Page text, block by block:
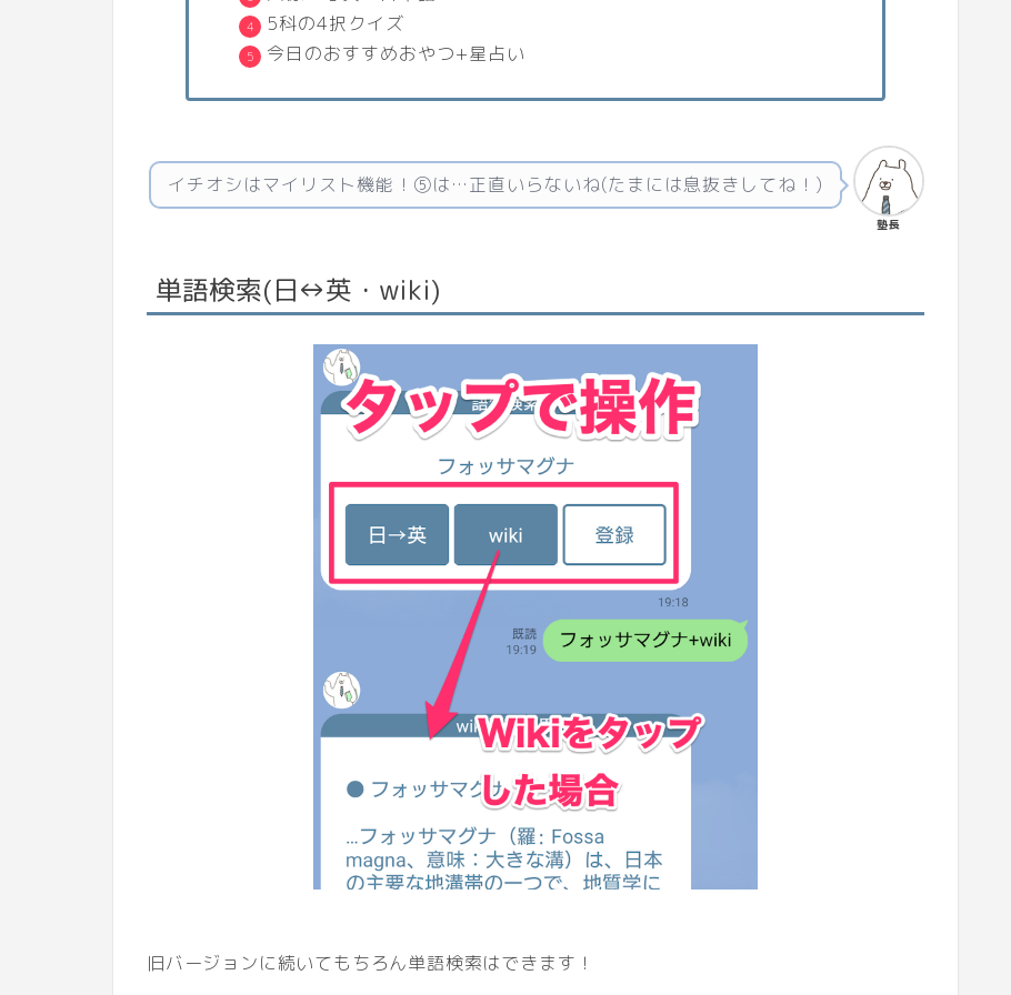
5科の4択クイズ
今日のおすすめおやつ+星占い
イチオシはマイリスト機能！⑤は…正直いらないね(たまには息抜きしてね！)
塾長
単語検索(日↔英・wiki)
旧バージョンに続いてもちろん単語検索はできます！